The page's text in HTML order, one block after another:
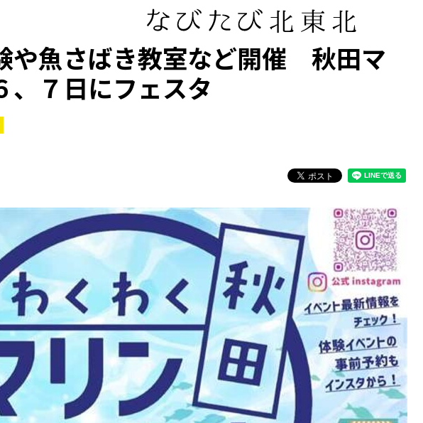
や魚さばき教室など開催 秋田マ
、７日にフェスタ